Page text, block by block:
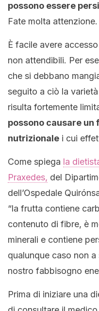
possono essere
Fate molta attenzione.
È facile avere
non attendibili. Per
che si debbano
seguito a ciò la
risulta fortemente
possono causare
nutrizionale i cui
Come spiega la
Praxedes, del
dell’Ospedale
“la frutta contiene
contenuto di fibre, è
minerali e contiene
qualunque caso non
nostro fabbisogno
Prima di iniziare una